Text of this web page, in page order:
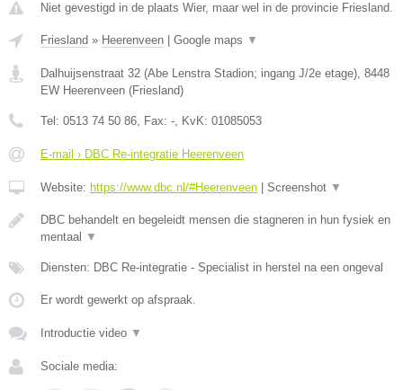
Niet gevestigd in de plaats Wier, maar wel in de provincie Friesland.
Friesland » Heerenveen Google maps ▼
Dalhuijsenstraat 32 (Abe Lenstra Stadion; ingang J/2e etage), 8448
EW Heerenveen (Friesland)
Tel: 0513 74 50 86, Fax: -, KvK: 01085053
E-mail › DBC Re-integratie Heerenveen
Website: https://www.dbc.nl/#Heerenveen Screenshot ▼
DBC behandelt en begeleidt mensen die stagneren in hun fysiek en
mentaal
▼
Diensten: DBC Re-integratie - Specialist in herstel na een ongeval
Er wordt gewerkt op afspraak.
Introductie video ▼
Sociale media: